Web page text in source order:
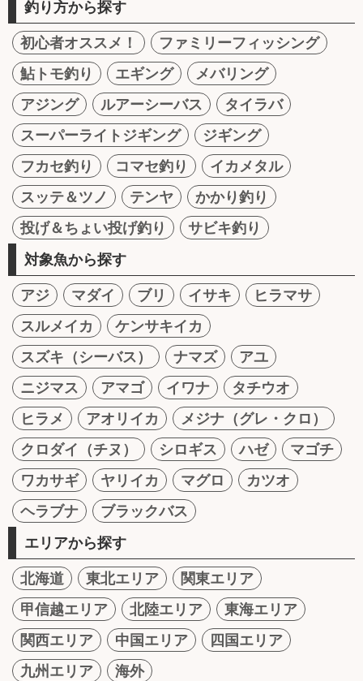
釣り方から探す
初心者オススメ！
ファミリーフィッシング
鮎トモ釣り
エギング
メバリング
アジング
ルアーシーバス
タイラバ
スーパーライトジギング
ジギング
フカセ釣り
コマセ釣り
イカメタル
スッテ＆ツノ
テンヤ
かかり釣り
投げ＆ちょい投げ釣り
サビキ釣り
対象魚から探す
アジ マダイ ブリ イサキ
ヒラマサ
スルメイカ
ケンサキイカ
スズキ（シーバス）
ナマズ
アユ
ニジマス
アマゴ イワナ
タチウオ
ヒラメ
アオリイカ
メジナ（グレ・クロ）
クロダイ（チヌ）
シロギス ハゼ
マゴチ
ワカサギ
ヤリイカ マグロ
カツオ
ヘラブナ
ブラックバス
エリアから探す
北海道 東北エリア
関東エリア
甲信越エリア
北陸エリア
東海エリア
関西エリア
中国エリア
四国エリア
九州エリア
海外